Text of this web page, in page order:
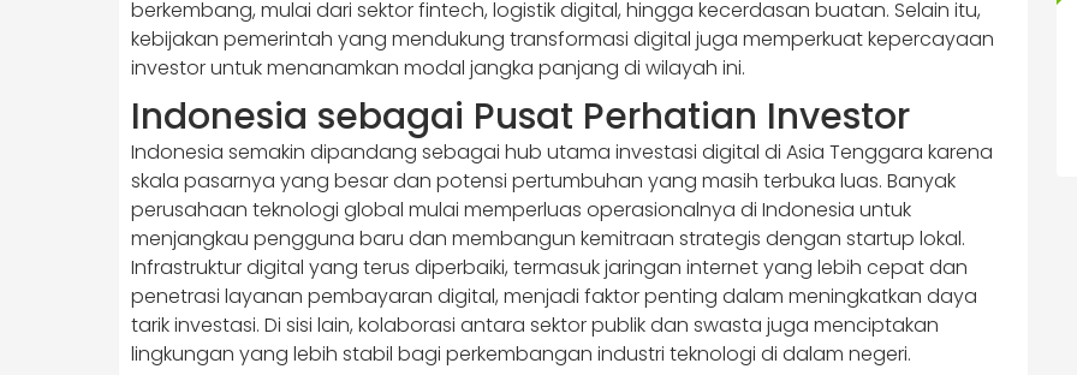
berkembang, mulai dari sektor fintech, logistik digital, hingga kecerdasan buatan. Selain itu,
kebijakan pemerintah yang mendukung transformasi digital juga memperkuat kepercayaan
investor untuk menanamkan modal jangka panjang di wilayah ini.
Indonesia sebagai Pusat Perhatian Investor
Indonesia semakin dipandang sebagai hub utama investasi digital di Asia Tenggara karena
skala pasarnya yang besar dan potensi pertumbuhan yang masih terbuka luas. Banyak
perusahaan teknologi global mulai memperluas operasionalnya di Indonesia untuk
menjangkau pengguna baru dan membangun kemitraan strategis dengan startup lokal.
Infrastruktur digital yang terus diperbaiki, termasuk jaringan internet yang lebih cepat dan
penetrasi layanan pembayaran digital, menjadi faktor penting dalam meningkatkan daya
tarik investasi. Di sisi lain, kolaborasi antara sektor publik dan swasta juga menciptakan
lingkungan yang lebih stabil bagi perkembangan industri teknologi di dalam negeri.